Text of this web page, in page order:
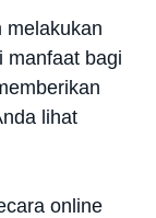
melakukan
manfaat bagi
lihat
online